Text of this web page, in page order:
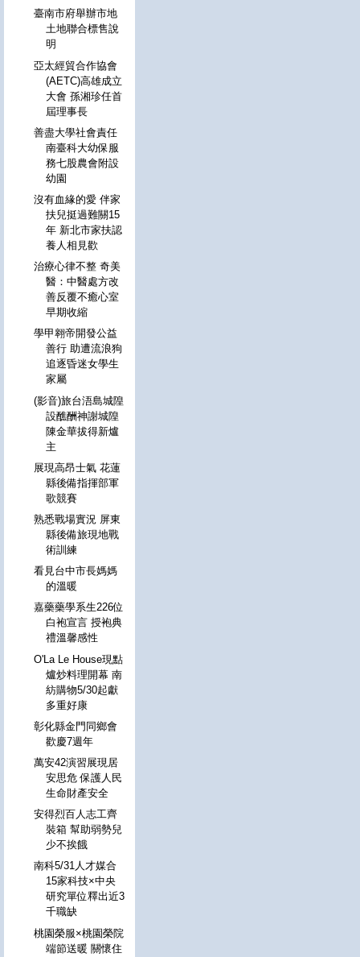
臺南市府舉辦市地
土地聯合標售說
明
亞太經貿合作協會
(AETC)高雄成立
大會 孫湘珍任首
屆理事長
善盡大學社會責任
南臺科大幼保服
務七股農會附設
幼園
沒有血緣的愛 伴家
扶兒挺過難關15
年 新北市家扶認
養人相見歡
治療心律不整 奇美
醫：中醫處方改
善反覆不癒心室
早期收縮
學甲翱帝開發公益
善行 助遭流浪狗
追逐昏迷女學生
家屬
(影音)旅台浯島城隍
設醮酬神謝城隍
陳金華拔得新爐
主
展現高昂士氣 花蓮
縣後備指揮部軍
歌競賽
熟悉戰場實況 屏東
縣後備旅現地戰
術訓練
看見台中市長媽媽
的溫暖
嘉藥藥學系生226位
白袍宣言 授袍典
禮溫馨感性
O'La Le House現點
爐炒料理開幕 南
紡購物5/30起獻
多重好康
彰化縣金門同鄉會
歡慶7週年
萬安42演習展現居
安思危 保護人民
生命財產安全
安得烈百人志工齊
裝箱 幫助弱勢兒
少不挨餓
南科5/31人才媒合
15家科技×中央
研究單位釋出近3
千職缺
桃園榮服×桃園榮院
端節送暖 關懷住